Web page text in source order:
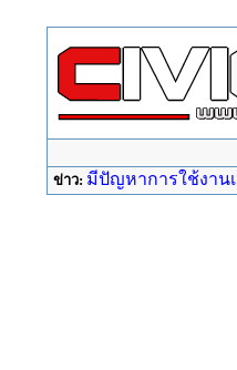
ข่าว: มีปัญหาการใช้งาน